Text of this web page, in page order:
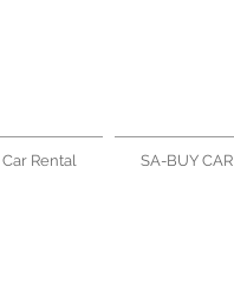
Car Rental SA-BUY CAR